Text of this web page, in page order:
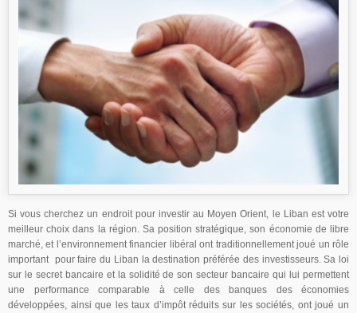
Si vous cherchez un endroit pour investir au Moyen Orient, le Liban est votre
meilleur choix dans la région. Sa position stratégique, son économie de libre
marché, et l’environnement financier libéral ont traditionnellement joué un rôle
important pour faire du Liban la destination préférée des investisseurs. Sa loi
sur le secret bancaire et la solidité de son secteur bancaire qui lui permettent
une performance comparable à celle des banques des économies
développées, ainsi que les taux d’impôt réduits sur les sociétés, ont joué un